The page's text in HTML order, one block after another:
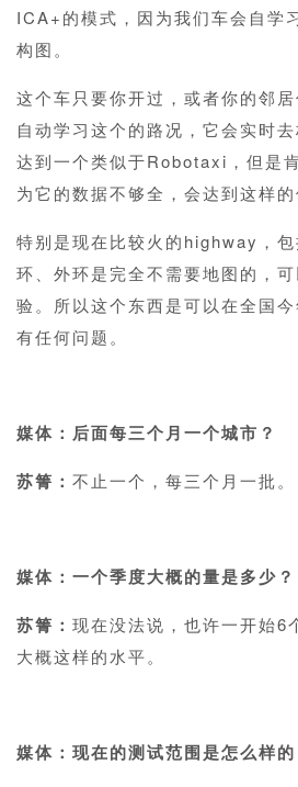
ICA+的模式，因为我们车会自学
构图。
这个车只要你开过，或者你的邻
自动学习这个的路况，它会实时
达到一个类似于Robotaxi，但是
为它的数据不够全，会达到这样的
特别是现在比较火的highway，
环、外环是完全不需要地图的，
验。所以这个东西是可以在全国
有任何问题。
媒体：后面每三个月一个城市？
苏箐： 不止一个，每三个月一批。
媒体：一个季度大概的量是多少？
苏箐： 现在没法说，也许一开始6
大概这样的水平。
媒体：现在的测试范围是怎么样的